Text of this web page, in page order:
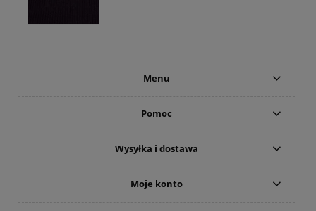
Menu
Pomoc
Wysyłka i dostawa
Moje konto